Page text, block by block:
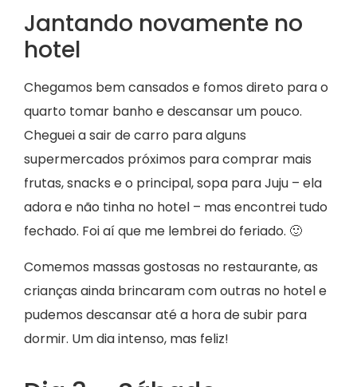
Jantando novamente no
hotel
Chegamos bem cansados e fomos direto para o
quarto tomar banho e descansar um pouco.
Cheguei a sair de carro para alguns
supermercados próximos para comprar mais
frutas, snacks e o principal, sopa para Juju – ela
adora e não tinha no hotel – mas encontrei tudo
fechado. Foi aí que me lembrei do feriado. 🙂
Comemos massas gostosas no restaurante, as
crianças ainda brincaram com outras no hotel e
pudemos descansar até a hora de subir para
dormir. Um dia intenso, mas feliz!